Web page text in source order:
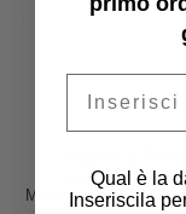
Luce da Notte
Morbido Silicone -
Qual è la
Inseriscila